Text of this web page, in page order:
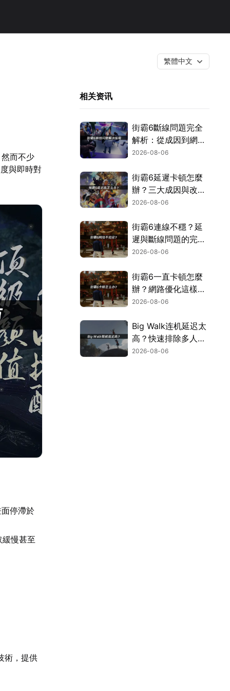
繁體中文
而不少
與即時對
停滯於
慢甚至
術，提供
相关资讯
街霸6斷線問題完全
解析：從成因到網路
優化的實用攻略！
2026-08-06
街霸6延遲卡頓怎麼
辦？三大成因與改善
對策！
2026-08-06
街霸6連線不穩？延
遲與斷線問題的完整
解決指南！
2026-08-06
街霸6一直卡頓怎麼
辦？網路優化這樣解
決！
2026-08-06
Big Walk连机延迟太
高？快速排除多人游
玩卡顿困扰！
2026-08-06